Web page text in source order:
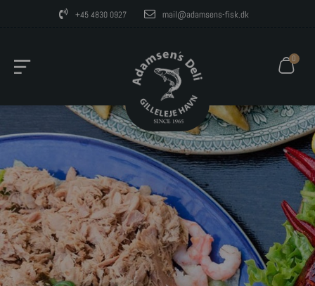
+45 4830 0927 mail@adamsens-fisk.dk
0